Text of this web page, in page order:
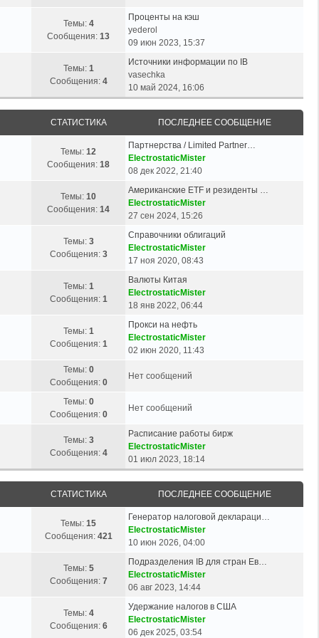
Темы: 4
Сообщения: 13
Проценты на кэш
yederol
09 июн 2023, 15:37
Темы: 1
Сообщения: 4
Источники информации по IB
vasechka
10 май 2024, 16:06
СТАТИСТИКА ПОСЛЕДНЕЕ СООБЩЕНИЕ
Темы: 12
Сообщения: 18
Партнерства / Limited Partner…
ElectrostaticMister
08 дек 2022, 21:40
Темы: 10
Сообщения: 14
Американские ETF и резиденты …
ElectrostaticMister
27 сен 2024, 15:26
Темы: 3
Сообщения: 3
Справочники облигаций
ElectrostaticMister
17 ноя 2020, 08:43
Темы: 1
Сообщения: 1
Валюты Китая
ElectrostaticMister
18 янв 2022, 06:44
Темы: 1
Сообщения: 1
Прокси на нефть
ElectrostaticMister
02 июн 2020, 11:43
Темы: 0
Сообщения: 0
Нет сообщений
Темы: 0
Сообщения: 0
Нет сообщений
Темы: 3
Сообщения: 4
Расписание работы бирж
ElectrostaticMister
01 июл 2023, 18:14
СТАТИСТИКА ПОСЛЕДНЕЕ СООБЩЕНИЕ
Темы: 15
Сообщения: 421
Генератор налоговой деклараци…
ElectrostaticMister
10 июн 2026, 04:00
Темы: 5
Сообщения: 7
Подразделения IB для стран Ев…
ElectrostaticMister
06 авг 2023, 14:44
Темы: 4
Сообщения: 6
Удержание налогов в США
ElectrostaticMister
06 дек 2025, 03:54